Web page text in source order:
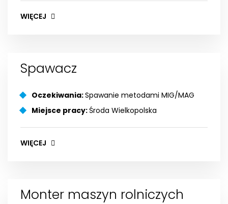
WIĘCEJ
Spawacz
Oczekiwania:Spawanie metodami MIG/MAG
Miejsce pracy:Środa Wielkopolska
WIĘCEJ
Monter maszyn rolniczych